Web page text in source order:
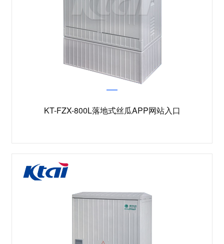
KT-FZX-800L落地式丝瓜APP网站入口